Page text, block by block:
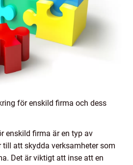
för enskild firma och dess
enskild firma är en typ av
att skydda verksamheter som
Det är viktigt att inse att en